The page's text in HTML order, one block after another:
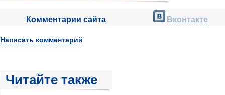
Комментарии сайта Вконтакте
Написать комментарий
Читайте также